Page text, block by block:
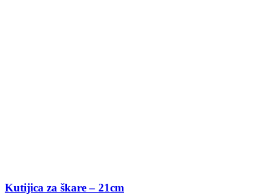
Kutijica za škare – 21cm